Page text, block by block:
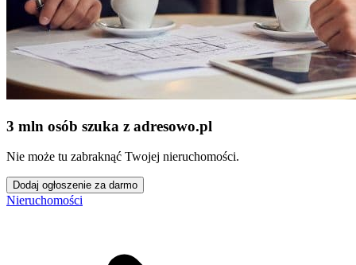
3 mln osób szuka z adresowo.pl
Nie może tu zabraknąć Twojej nieruchomości.
Dodaj ogłoszenie za darmo
Nieruchomości